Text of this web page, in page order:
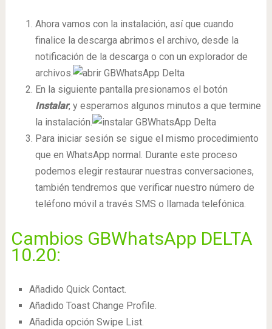
Ahora vamos con la instalación, así que cuando
finalice la descarga abrimos el archivo, desde la
notificación de la descarga o con un explorador de
archivos.
En la siguiente pantalla presionamos el botón
Instalar, y esperamos algunos minutos a que termine
la instalación.
Para iniciar sesión se sigue el mismo procedimiento
que en WhatsApp normal. Durante este proceso
podemos elegir restaurar nuestras conversaciones,
también tendremos que verificar nuestro número de
teléfono móvil a través SMS o llamada telefónica.
Cambios GBWhatsApp DELTA
10.20:
Añadido Quick Contact.
Añadido Toast Change Profile.
Añadida opción Swipe List.